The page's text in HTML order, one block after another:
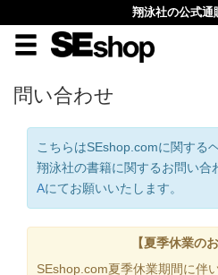
翔泳社の公式
問い合わせ
こちらはSEshop.comに関する
翔泳社の書籍に関するお問い合
Aにてお願いいたします。
【夏季休業の
SEshop.com夏季休業期間に伴